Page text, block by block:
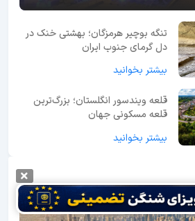
تنگه بوچیر هرمزگان؛ بهشتی خنک در
دل گرمای جنوب ایران
بیشتر بخوانید
قلعه ویندسور انگلستان؛ بزرگ‌ترین
قلعه مسکونی جهان
بیشتر بخوانید